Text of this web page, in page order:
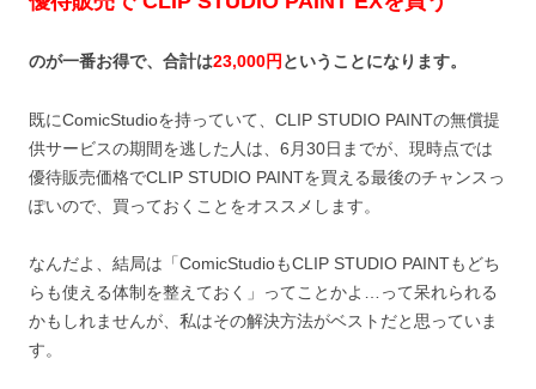
のが一番お得で、合計は23,000円 ということになります。
既にComicStudioを持っていて、CLIP STUDIO PAINTの無償提
供サービスの期間を逃した人は、6月30日までが、現時点では
優待販売価格でCLIP STUDIO PAINTを買える最後のチャンスっ
ぽいので、買っておくことをオススメします。
なんだよ、結局は「ComicStudioもCLIP STUDIO PAINTもどち
らも使える体制を整えておく」ってことかよ…って呆れられる
かもしれませんが、私はその解決方法がベストだと思っていま
す。